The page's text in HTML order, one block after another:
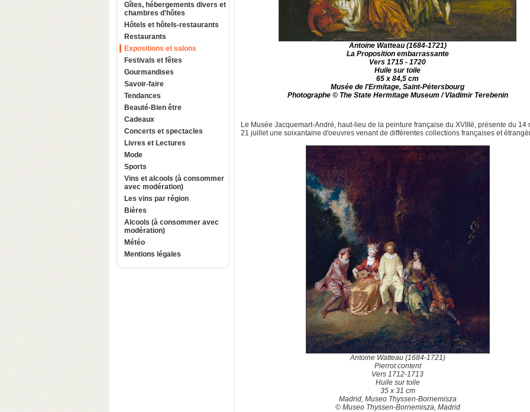
Gîtes, hébergements divers et
chambres d'hôtes
Hôtels et hôtels-restaurants
Restaurants
Expositions et salons
Festivals et fêtes
Gourmandises
Savoir-faire
Tendances
Beauté-Bien être
Cadeaux
Concerts et spectacles
Livres et Lectures
Mode
Sports
Vins et alcools (à consommer
avec modération)
Les vins par région
Bières
Alcools (à consommer avec
modération)
Météo
Mentions légales
Antoine Watteau (1684-1721)
La Proposition embarrassante
Vers 1715 - 1720
Huile sur toile
65 x 84,5 cm
Musée de l'Ermitage, Saint-Pétersbourg
Photographe © The State Hermitage Museum / Vladimir Terebenin
Le Musée Jacquemart-André, haut-lieu de la peinture française du XVIIIè, présente du 14
21 juillet une soixantaine d'oeuvres venant de différentes collections françaises et
Antoine Watteau (1684-1721)
Pierrot content
Vers 1712-1713
Huile sur toile
35 x 31 cm
Madrid, Museo Thyssen-Bornemisza
© Museo Thyssen-Bornemisza, Madrid